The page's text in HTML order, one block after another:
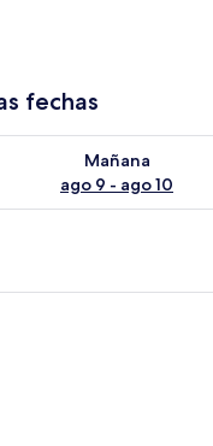
fechas
9
Mañana
ago 9 - ago 10
la disponibilidad
Coral Spring - All